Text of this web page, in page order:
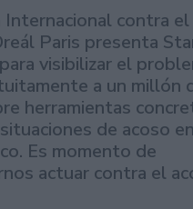
Internacional contra
Paris presenta
visibilizar el
a un millón
herramientas
de acoso
Es momento de
actuar contra el